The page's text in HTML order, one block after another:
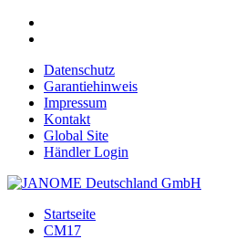
Datenschutz
Garantiehinweis
Impressum
Kontakt
Global Site
Händler Login
Startseite
CM17